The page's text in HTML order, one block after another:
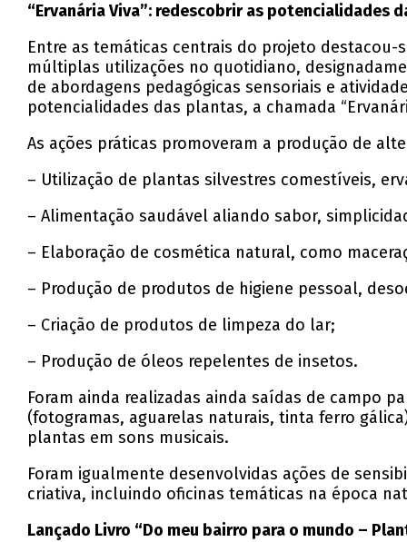
“Ervanária Viva”: redescobrir as potencialidades
Entre as temáticas centrais do projeto
múltiplas utilizações no quotidiano,
de abordagens pedagógicas sensoriais e
potencialidades das plantas, a chamada
As ações práticas promoveram a produção de
– Utilização de plantas silvestres comestíveis,
– Alimentação saudável aliando sabor,
– Elaboração de cosmética natural, como
– Produção de produtos de higiene pessoal,
– Criação de produtos de limpeza do lar;
– Produção de óleos repelentes de insetos.
Foram ainda realizadas ainda saídas de campo
(fotogramas, aguarelas naturais, tinta ferro
plantas em sons musicais.
Foram igualmente desenvolvidas ações de
criativa, incluindo oficinas temáticas na época
Lançado Livro “Do meu bairro para o mundo –